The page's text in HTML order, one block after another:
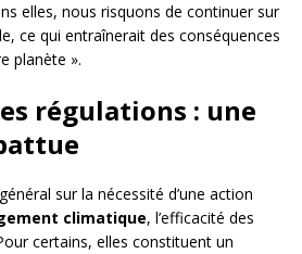
elles, nous risquons de continuer sur
ce qui entraînerait des conséquences
planète ».
régulations : une
sur la nécessité d’une action
climatique, l’efficacité des
certains, elles constituent un